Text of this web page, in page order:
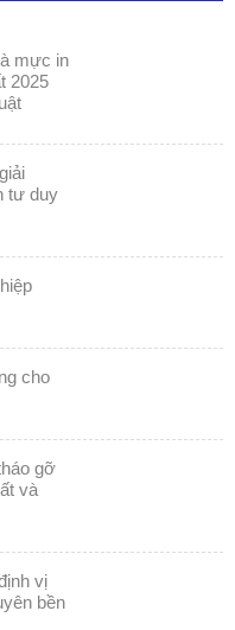
2025
tư duy
và
bền